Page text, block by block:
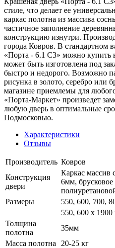
стиле, что делает ее
каркас полотна из массива
частичное заполнение
конструкцию изнутри.
города Ковров. В стандартном
«Порта - 6.1 С3» можно купить
может быть изготовлена под
быстро и недорого. Возможно
рисунка в золото, серебро или
магазине приемлемы для
«Порта-Маркет» произведет
любую дверь в оптимальные
Подмосковью.
Характеристики
Отзывы
Производитель Ковров
Конструкция
двери
Каркас
6мм, брусковое
Размеры
550, 600, 700,
550, 600 х
Толщина
полотна
35мм
Масса полотна
20-25 кг